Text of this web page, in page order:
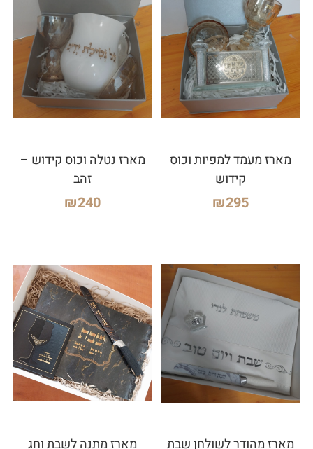
מארז מעמד למפיות וכוס
קידוש
₪295
מארז נטלה וכוס קידוש –
זהב
₪240
מארז מהודר לשולחן שבת מארז מתנה לשבת וחג